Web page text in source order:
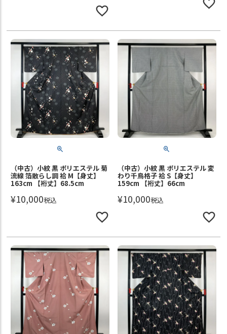
（中古）小紋 黒 ポリエステル 菊
流線 箔散らし調 袷 M【身丈】
163cm 【裄丈】68.5cm
¥10,000税込
（中古）小紋 黒 ポリエステル 変
わり千鳥格子 袷 S【身丈】
159cm 【裄丈】66cm
¥10,000税込